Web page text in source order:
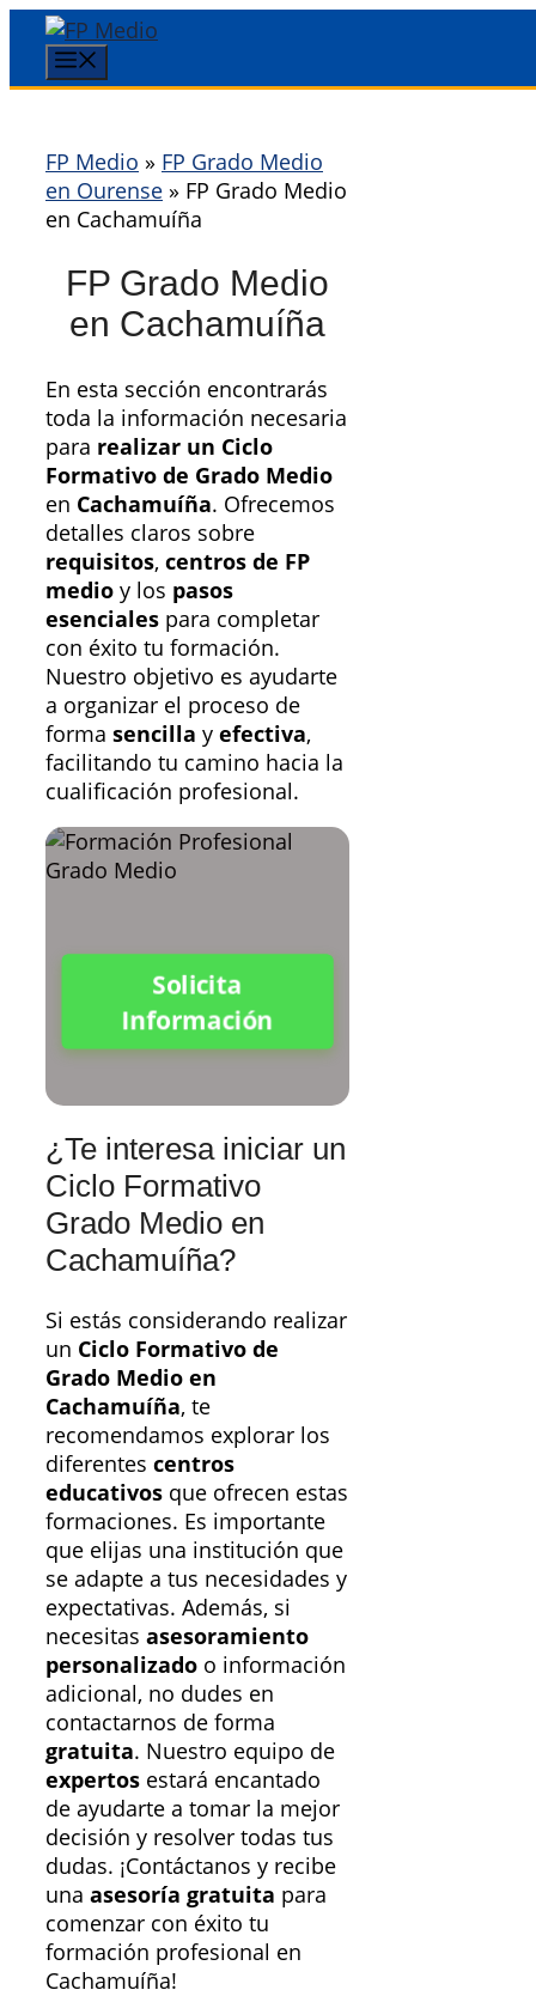
Saltar
contenido
FP Medio » FP Grado Medio
en Ourense » FP Grado Medio
en Cachamuíña
FP Grado Medio
en Cachamuíña
En esta sección encontrarás
toda la información necesaria
para realizar un Ciclo
Formativo de Grado Medio
en Cachamuíña. Ofrecemos
detalles claros sobre
requisitos, centros de FP
medio y los pasos
esenciales para completar
con éxito tu formación.
Nuestro objetivo es ayudarte
a organizar el proceso de
forma sencilla y efectiva,
facilitando tu camino hacia la
cualificación profesional.
Solicita
Información
¿Te interesa iniciar un
Ciclo Formativo
Grado Medio en
Cachamuíña?
Si estás considerando realizar
un Ciclo Formativo de
Grado Medio en
Cachamuíña, te
recomendamos explorar los
diferentes centros
educativos que ofrecen estas
formaciones. Es importante
que elijas una institución que
se adapte a tus necesidades y
expectativas. Además, si
necesitas asesoramiento
personalizado o información
adicional, no dudes en
contactarnos de forma
gratuita. Nuestro equipo de
expertos estará encantado
de ayudarte a tomar la mejor
decisión y resolver todas tus
dudas. ¡Contáctanos y recibe
una asesoría gratuita para
comenzar con éxito tu
formación profesional en
Cachamuíña!